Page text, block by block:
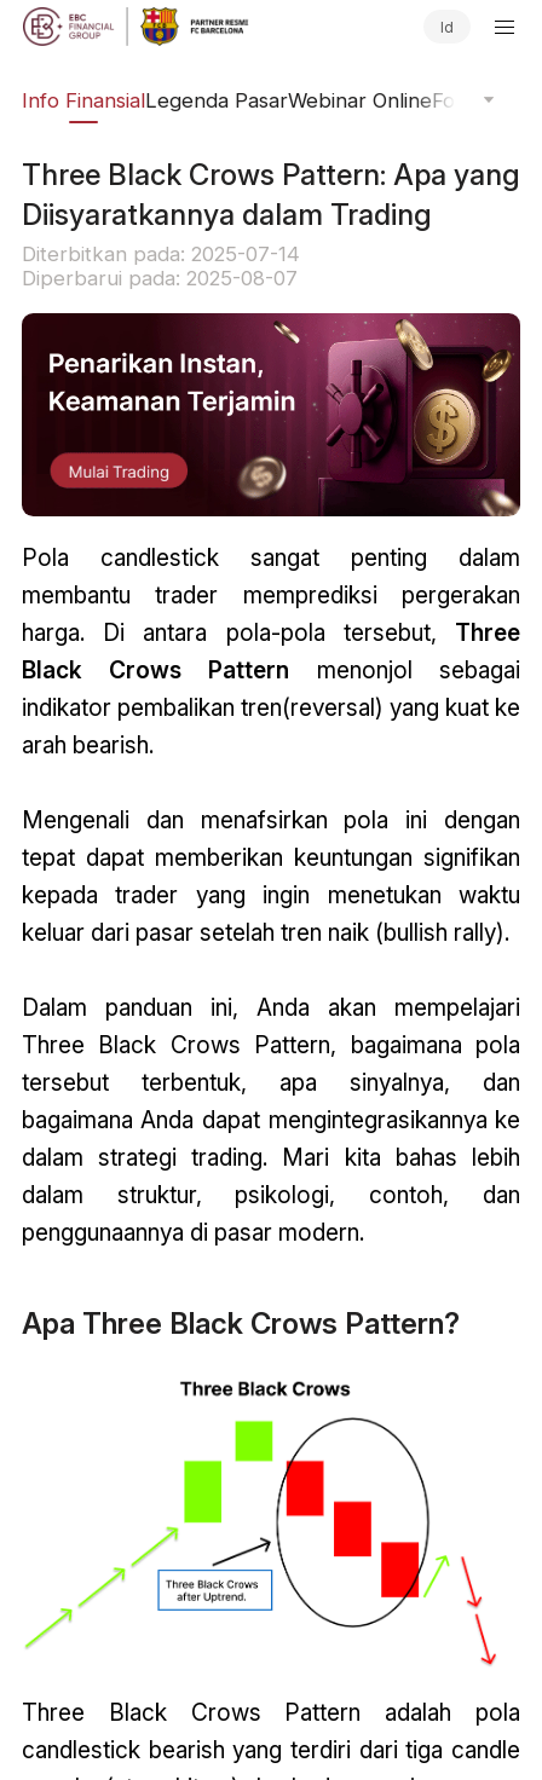
Id
Info FinansialLegenda PasarWebinar OnlineFokus
Three Black Crows Pattern: Apa yang
Diisyaratkannya dalam Trading
Diterbitkan pada: 2025-07-14
Diperbarui pada: 2025-08-07
Pola candlestick sangat penting dalam
membantu trader memprediksi pergerakan
harga. Di antara pola-pola tersebut, Three
Black Crows Pattern menonjol sebagai
indikator pembalikan tren(reversal) yang kuat ke
arah bearish.
Mengenali dan menafsirkan pola ini dengan
tepat dapat memberikan keuntungan signifikan
kepada trader yang ingin menetukan waktu
keluar dari pasar setelah tren naik (bullish rally).
Dalam panduan ini, Anda akan mempelajari
Three Black Crows Pattern, bagaimana pola
tersebut terbentuk, apa sinyalnya, dan
bagaimana Anda dapat mengintegrasikannya ke
dalam strategi trading. Mari kita bahas lebih
dalam struktur, psikologi, contoh, dan
penggunaannya di pasar modern.
Apa Three Black Crows Pattern?
Three Black Crows Pattern adalah pola
candlestick bearish yang terdiri dari tiga candle